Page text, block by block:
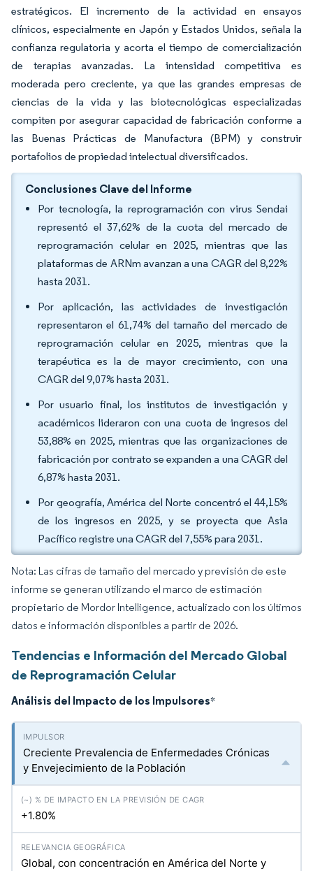
estratégicos. El incremento de la actividad en ensayos
clínicos, especialmente en Japón y Estados Unidos, señala la
confianza regulatoria y acorta el tiempo de comercialización
de terapias avanzadas. La intensidad competitiva es
moderada pero creciente, ya que las grandes empresas de
ciencias de la vida y las biotecnológicas especializadas
compiten por asegurar capacidad de fabricación conforme a
las Buenas Prácticas de Manufactura (BPM) y construir
portafolios de propiedad intelectual diversificados.
Conclusiones Clave del Informe
Por tecnología, la reprogramación con virus Sendai
representó el 37,62% de la cuota del mercado de
reprogramación celular en 2025, mientras que las
plataformas de ARNm avanzan a una CAGR del 8,22%
hasta 2031.
Por aplicación, las actividades de investigación
representaron el 61,74% del tamaño del mercado de
reprogramación celular en 2025, mientras que la
terapéutica es la de mayor crecimiento, con una
CAGR del 9,07% hasta 2031.
Por usuario final, los institutos de investigación y
académicos lideraron con una cuota de ingresos del
53,88% en 2025, mientras que las organizaciones de
fabricación por contrato se expanden a una CAGR del
6,87% hasta 2031.
Por geografía, América del Norte concentró el 44,15%
de los ingresos en 2025, y se proyecta que Asia
Pacífico registre una CAGR del 7,55% para 2031.
Nota: Las cifras de tamaño del mercado y previsión de este
informe se generan utilizando el marco de estimación
propietario de Mordor Intelligence, actualizado con los últimos
datos e información disponibles a partir de 2026.
Tendencias e Información del Mercado Global
de Reprogramación Celular
Análisis del Impacto de los Impulsores*
Creciente Prevalencia de Enfermedades Crónicas
y Envejecimiento de la Población
+1.80%
Global, con concentración en América del Norte y